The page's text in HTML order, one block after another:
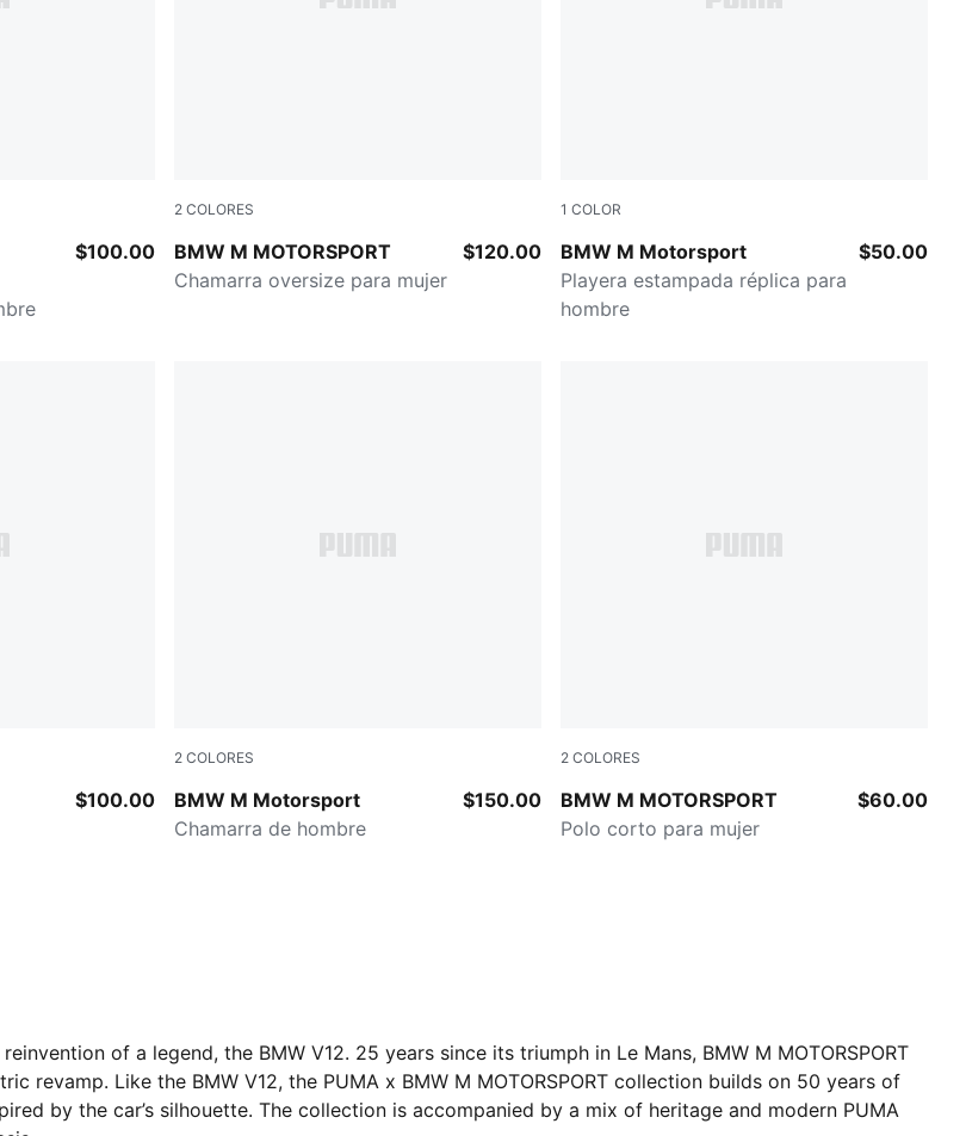
$100.00
2 COLORES
BMW M MOTORSPORT
SILVER MIST
Chamarra oversize para mujer
$120.00
1 COLOR
BMW M Motorsport
PUMA WHITE
Playera estampada réplica para
hombre
$50.00
$100.00
2 COLORES
BMW M Motorsport
PUMA BLACK
Chamarra de hombre
$150.00
2 COLORES
BMW M MOTORSPORT
SILVER MIST
Polo corto para mujer
$60.00
of a legend, the BMW V12. 25 years since its triumph in Le Mans, BMW M MOTORSPORT
revamp. Like the BMW V12, the PUMA x BMW M MOTORSPORT collection builds on 50 years of
by the car’s silhouette. The collection is accompanied by a mix of heritage and modern PUMA